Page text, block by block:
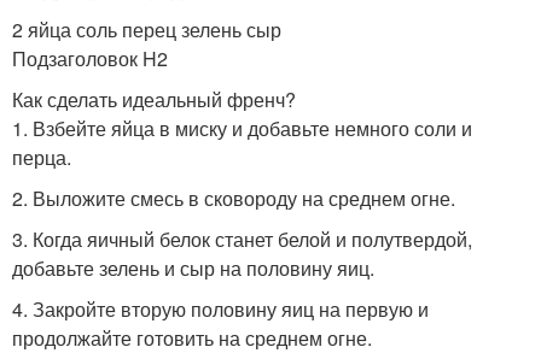
2 яйца соль перец зелень сыр
Подзаголовок H2
Как сделать идеальный френч?
1. Взбейте яйца в миску и добавьте немного соли и
перца.
2. Выложите смесь в сковороду на среднем огне.
3. Когда яичный белок станет белой и полутвердой,
добавьте зелень и сыр на половину яиц.
4. Закройте вторую половину яиц на первую и
продолжайте готовить на среднем огне.